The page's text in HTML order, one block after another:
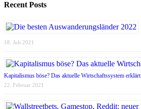
Recent Posts
18. Juli 2021
Kapitalismus böse? Das aktuelle Wirtschaftssystem erklärt
22. Februar 2021